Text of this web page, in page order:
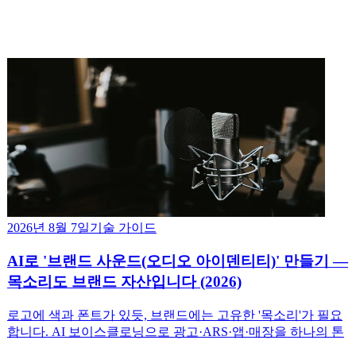
2026년 8월 7일기술 가이드
AI로 '브랜드 사운드(오디오 아이덴티티)' 만들기 —
목소리도 브랜드 자산입니다 (2026)
로고에 색과 폰트가 있듯, 브랜드에는 고유한 '목소리'가 필요
합니다. AI 보이스클로닝으로 광고·ARS·앱·매장을 하나의 톤